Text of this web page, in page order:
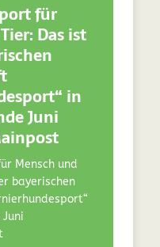
für
Das ist
in
Juni
Mensch und
bayerischen